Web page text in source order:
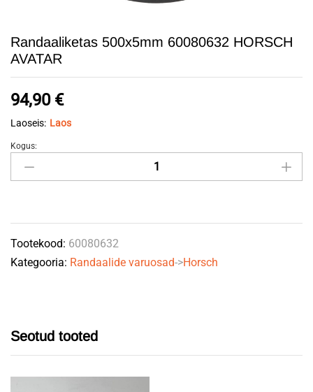
Randaaliketas 500x5mm 60080632 HORSCH
AVATAR
94,90 €
Laoseis: Laos
Randaaliketas
500x5mm
AVATAR
quantity
Kogus:
Tootekood: 60080632
Kategooria: Randaalide varuosad->Horsch
Seotud tooted